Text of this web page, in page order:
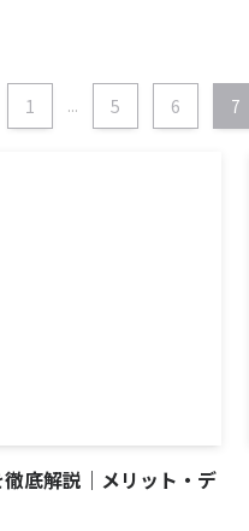
1 ... 5 6 7
底解説｜メリット・デ